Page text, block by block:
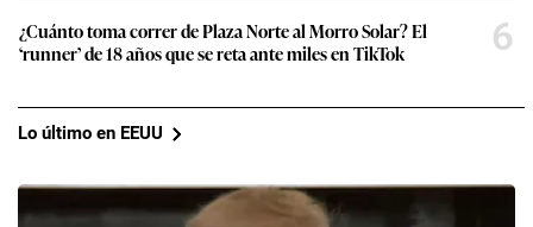
¿Cuánto toma correr de Plaza Norte al Morro Solar? El
‘runner’ de 18 años que se reta ante miles en TikTok
6
Lo último en EEUU